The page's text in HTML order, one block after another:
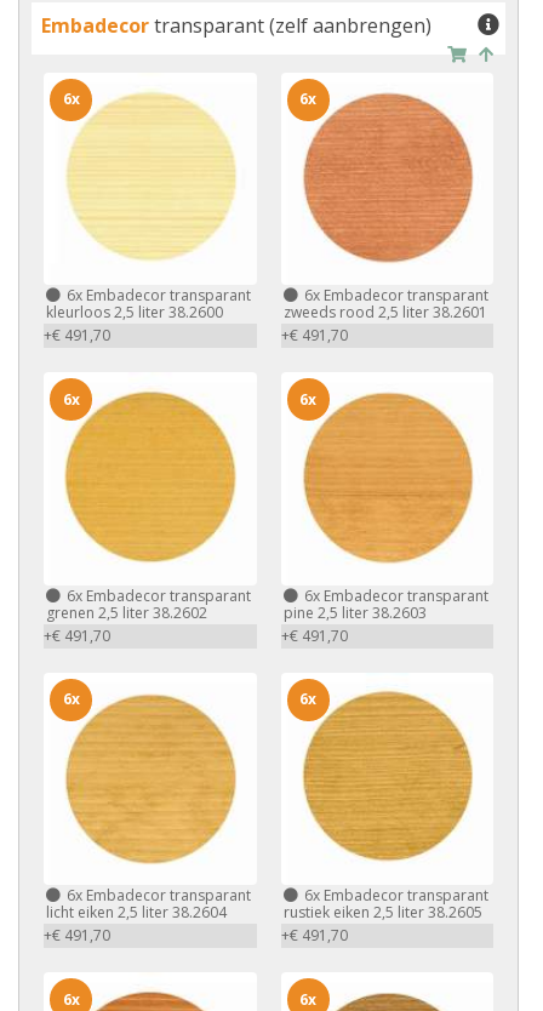
Embadecortransparant (zelf aanbrengen)
6x Embadecor transparant
kleurloos 2,5 liter 38.2600
+€ 491,70
6x
6xEmbadecor transparant
zweeds rood 2,5 liter 38.2601
+€ 491,70
6x
6x Embadecor transparant
grenen 2,5 liter 38.2602
+€ 491,70
6x
6xEmbadecor transparant
pine 2,5 liter 38.2603
+€ 491,70
6x
6x Embadecor transparant
licht eiken 2,5 liter 38.2604
+€ 491,70
6x
6xEmbadecor transparant
rustiek eiken 2,5 liter 38.2605
+€ 491,70
6x
6x 6x